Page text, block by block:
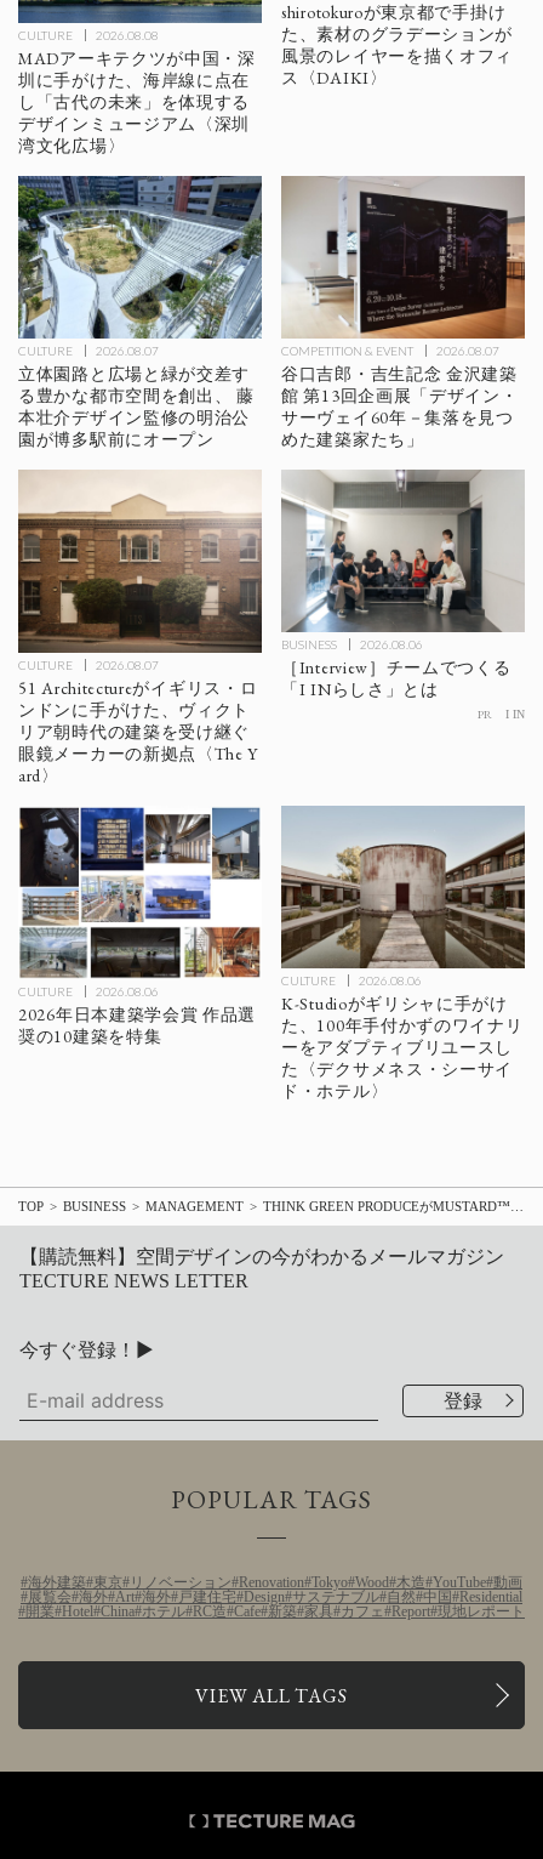
CULTURE 2026.08.08
MADアーキテクツが中国・深
圳に手がけた、海岸線に点在
し「古代の未来」を体現する
デザインミュージアム〈深圳
湾文化広場〉
shirotokuroが東京都で手掛け
た、素材のグラデーションが
風景のレイヤーを描くオフィ
ス〈DAIKI〉
CULTURE 2026.08.07
立体園路と広場と緑が交差す
る豊かな都市空間を創出、 藤
本壮介デザイン監修の明治公
園が博多駅前にオープン
COMPETITION & EVENT 2026.08.07
谷口吉郎・吉生記念 金沢建築
館 第13回企画展「デザイン・
サーヴェイ60年－集落を見つ
めた建築家たち」
CULTURE 2026.08.07
51 Architectureがイギリス・ロ
ンドンに手がけた、ヴィクト
リア朝時代の建築を受け継ぐ
眼鏡メーカーの新拠点〈The Y
ard〉
BUSINESS 2026.08.06
［Interview］チームでつくる
「I INらしさ」とは
PR I IN
CULTURE 2026.08.06
2026年日本建築学会賞 作品選
奨の10建築を特集
CULTURE 2026.08.06
K-Studioがギリシャに手がけ
た、100年手付かずのワイナリ
ーをアダプティブリユースし
た〈デクサメネス・シーサイ
ド・ホテル〉
TOP BUSINESS MANAGEMENT
【購読無料】空間デザインの今がわかるメールマガジン
TECTURE NEWS LETTER
今すぐ登録！▶
POPULAR TAGS
海外建築 東京 リノベーション Renovation Tokyo Wood 木造 YouTube 動画
展覧会 海外 Art 海外 戸建住宅 Design サステナブル 自然 中国 Residential
開業 Hotel China ホテル RC造 Cafe 新築 家具 カフェ Report 現地レポート
VIEW ALL TAGS